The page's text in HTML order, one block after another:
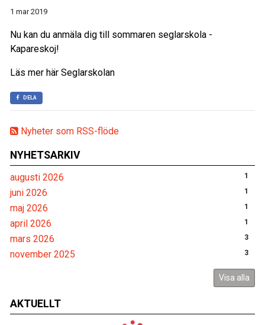
Nyheter som RSS-flöde
NYHETSARKIV
augusti 2026 1
juni 2026 1
maj 2026 1
april 2026 1
mars 2026 3
november 2025 3
Visa alla
1 mar 2019
Nu kan du anmäla dig till sommaren seglarskola -
Kapareskoj!
Läs mer här Seglarskolan
DELA
AKTUELLT